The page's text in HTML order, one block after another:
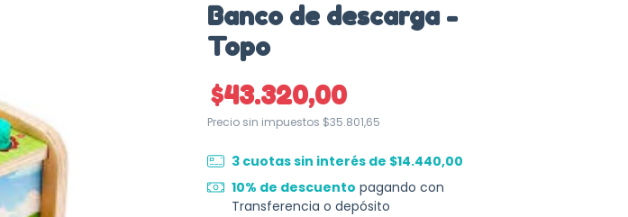
Banco de descarga -
Topo
$43.320,00
Precio sin impuestos $35.801,65
3 cuotas sin interés de $14.440,00
10% de descuento pagando con
Transferencia o depósito